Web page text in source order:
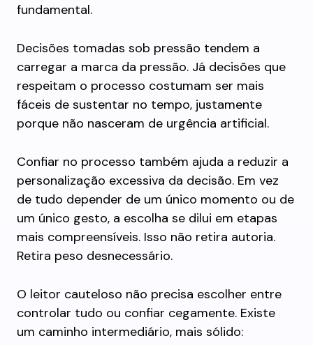
fundamental.
Decisões tomadas sob pressão tendem a
carregar a marca da pressão. Já decisões que
respeitam o processo costumam ser mais
fáceis de sustentar no tempo, justamente
porque não nasceram de urgência artificial.
Confiar no processo também ajuda a reduzir a
personalização excessiva da decisão. Em vez
de tudo depender de um único momento ou de
um único gesto, a escolha se dilui em etapas
mais compreensíveis. Isso não retira autoria.
Retira peso desnecessário.
O leitor cauteloso não precisa escolher entre
controlar tudo ou confiar cegamente. Existe
um caminho intermediário, mais sólido: